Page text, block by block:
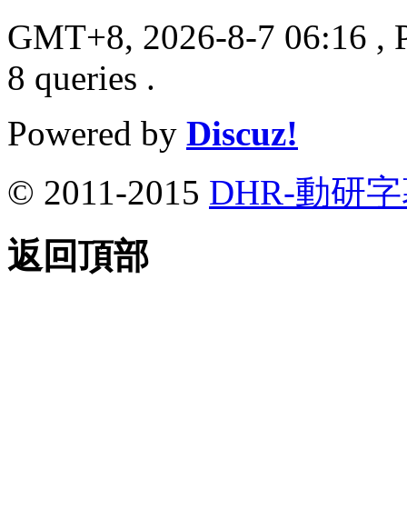
GMT+8, 2026-8-7 06:16 ,
8 queries .
Powered by Discuz!
© 2011-2015 DHR-動研
返回頂部